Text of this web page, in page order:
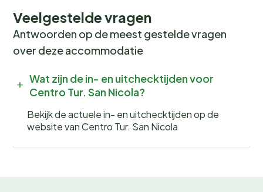
Veelgestelde vragen
Antwoorden op de meest gestelde vragen
over deze accommodatie
Wat zijn de in- en uitchecktijden voor
Centro Tur. San Nicola?
Bekijk de actuele in- en uitchecktijden op de
website van Centro Tur. San Nicola